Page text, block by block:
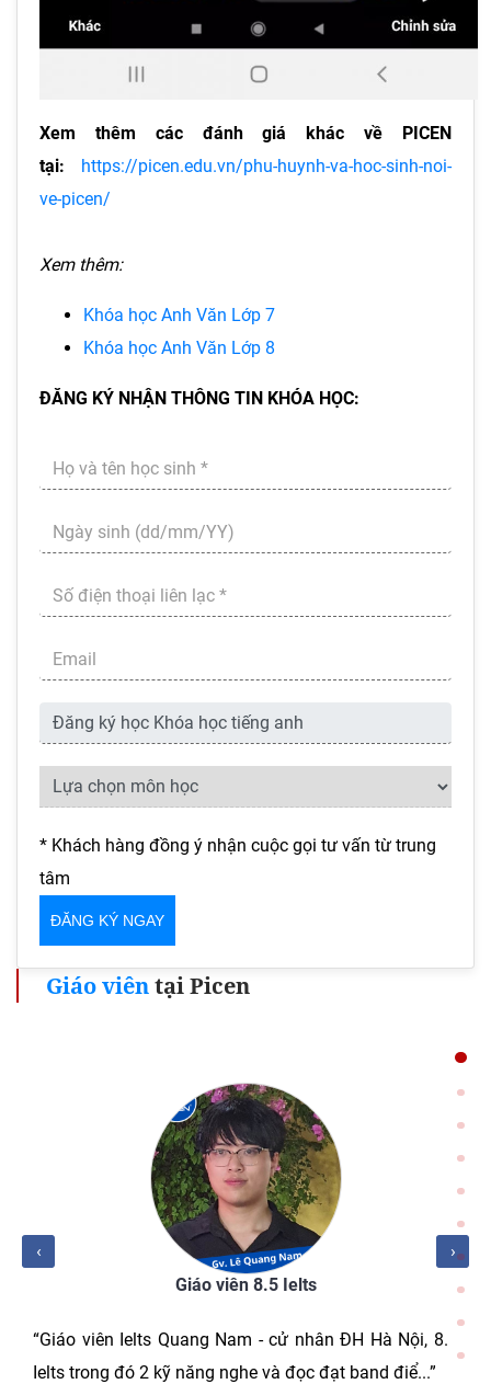
Xem thêm các đánh giá khác về PICEN
tại:
https://picen.edu.vn/phu-huynh-va-hoc-sinh-noi-
ve-picen/
Xem thêm:
Khóa học Anh Văn Lớp 7
Khóa học Anh Văn Lớp 8
ĐĂNG KÝ NHẬN THÔNG TIN KHÓA HỌC:
* Khách hàng đồng ý nhận cuộc gọi tư vấn từ trung
tâm
Giáo viêntại Picen
Giáo viên 8.5 Ielts
“Giáo viên Ielts Quang Nam - cử nhân ĐH Hà Nội, 8.5
Ielts trong đó 2 kỹ năng nghe và đọc đạt band điể...”
‹ ›